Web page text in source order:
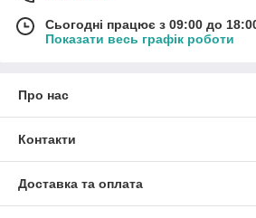
Сьогодні працює з 09:00 до
Показати весь графік роботи
Про нас
Контакти
Доставка та оплата